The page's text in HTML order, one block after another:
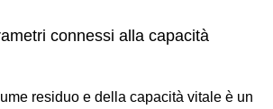
connessi alla capacità
residuo e della capacità vitale è un